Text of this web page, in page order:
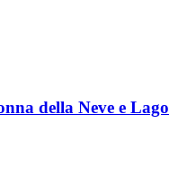
della Neve e Lago